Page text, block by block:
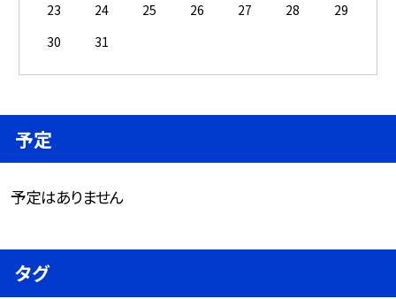
23
24 25 26 27 28
29
30
31
予定
予定はありません
タグ